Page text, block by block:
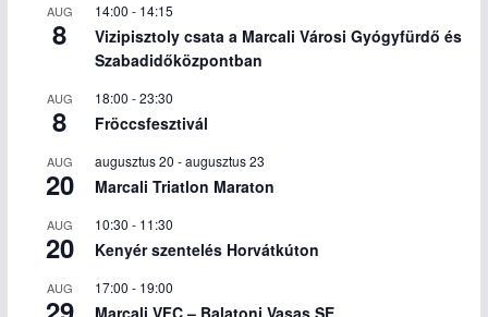
AUG
8
14:00 - 14:15
Vizipisztoly csata a Marcali Városi Gyógyfürdő és
Szabadidőközpontban
AUG
8
18:00 -23:30
Fröccsfesztivál
AUG
20
augusztus 20 -augusztus 23
Marcali Triatlon Maraton
AUG
20
10:30 - 11:30
Kenyér szentelés Horvátkúton
AUG 17:00 - 19:00